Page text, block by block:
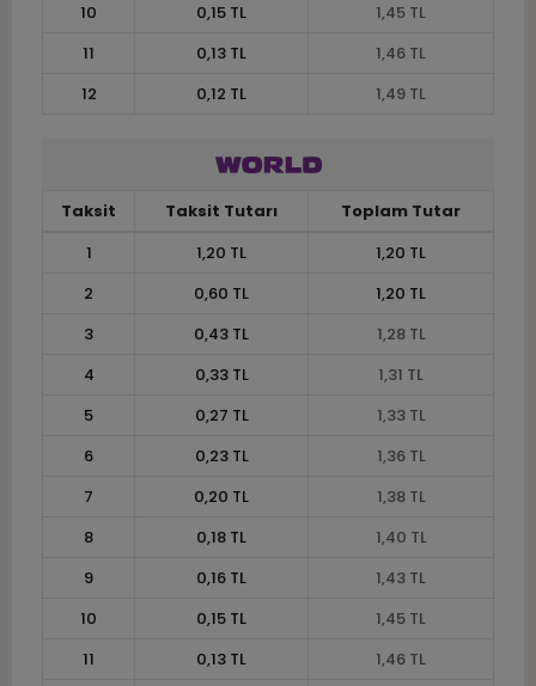
10
0,15 TL
1,45 TL
11
0,13 TL
1,46 TL
12
0,12 TL 1,49 TL
Taksit Taksit Tutarı
Toplam Tutar
1
1,20 TL
1,20 TL
2
0,60 TL
1,20 TL
3
0,43 TL
1,28 TL
4
0,33 TL
1,31 TL
5
0,27 TL
1,33 TL
6
0,23 TL
1,36 TL
7
0,20 TL
1,38 TL
8
0,18 TL
1,40 TL
9
0,16 TL
1,43 TL
10
0,15 TL
1,45 TL
11
0,13 TL
1,46 TL